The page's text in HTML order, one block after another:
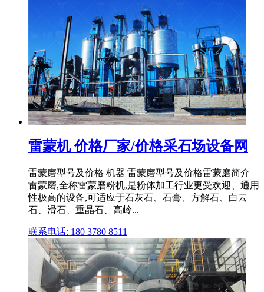
雷蒙机 价格厂家/价格采石场设备网
雷蒙磨型号及价格 机器 雷蒙磨型号及价格雷蒙磨简介
雷蒙磨,全称雷蒙磨粉机,是粉体加工行业更受欢迎、通用
性极高的设备,可适应于石灰石、石膏、方解石、白云
石、滑石、重晶石、高岭...
联系电话: 180 3780 8511